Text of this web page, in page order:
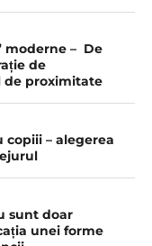
moderne – De
de
de proximitate
copiii – alegerea
sunt doar
unei forme